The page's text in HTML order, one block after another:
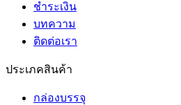
ชำระเงิน
บทความ
ติดต่อเรา
ประเภคสินค้า
กล่องบรรจุ